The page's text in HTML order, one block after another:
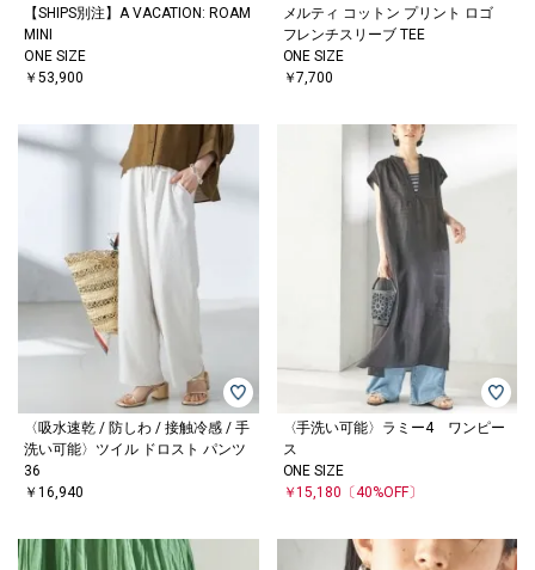
【SHIPS別注】A VACATION: ROAM
MINI
ONE SIZE
￥53,900
メルティ コットン プリント ロゴ
フレンチスリーブ TEE
ONE SIZE
￥7,700
〈吸水速乾 / 防しわ / 接触冷感 / 手
洗い可能〉ツイル ドロスト パンツ
36
￥16,940
〈手洗い可能〉ラミー4 ワンピー
ス
ONE SIZE
￥15,180 〔40%OFF〕